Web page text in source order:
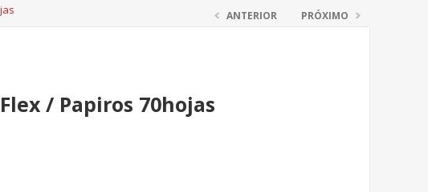
ANTERIOR PRÓXIMO
/ Papiros 70hojas